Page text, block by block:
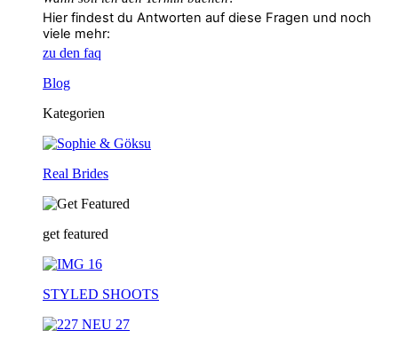
Hier findest du Antworten auf diese Fragen und noch
viele mehr:
zu den faq
Blog
Kategorien
Real Brides
get featured
STYLED SHOOTS